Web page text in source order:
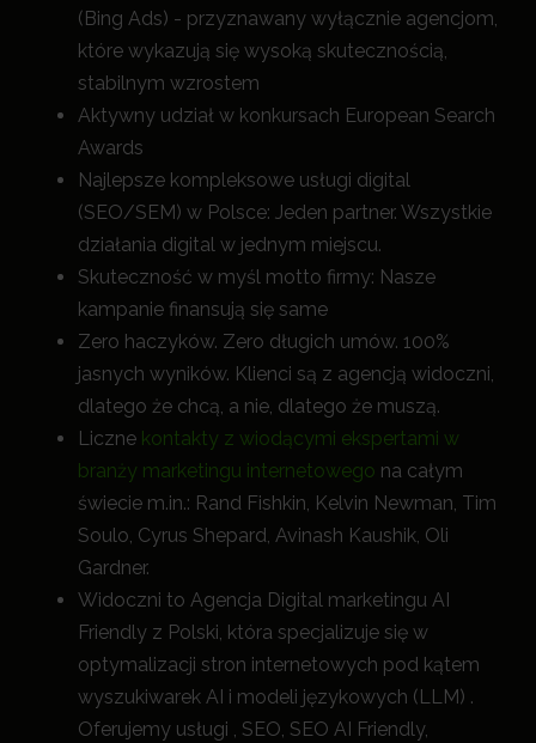
(Bing Ads) - przyznawany wyłącznie agencjom,
które wykazują się wysoką skutecznością,
stabilnym wzrostem
Aktywny udział w konkursach European Search
Awards
Najlepsze kompleksowe usługi digital
(SEO/SEM) w Polsce: Jeden partner. Wszystkie
działania digital w jednym miejscu.
Skuteczność w myśl motto firmy: Nasze
kampanie finansują się same
Zero haczyków. Zero długich umów. 100%
jasnych wyników. Klienci są z agencją widoczni,
dlatego że chcą, a nie, dlatego że muszą.
Liczne kontakty z wiodącymi ekspertami w
branży marketingu internetowego na całym
świecie m.in.: Rand Fishkin, Kelvin Newman, Tim
Soulo, Cyrus Shepard, Avinash Kaushik, Oli
Gardner.
Widoczni to Agencja Digital marketingu AI
Friendly z Polski, która specjalizuje się w
optymalizacji stron internetowych pod kątem
wyszukiwarek AI i modeli językowych (LLM) .
Oferujemy usługi , SEO, SEO AI Friendly,